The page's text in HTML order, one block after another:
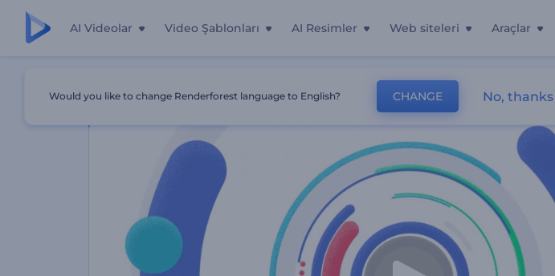
AI Videolar Video Şablonları AI Resimler Web siteleri Araçlar
Would you like to change Renderforest language to English? CHANGE No, thanks